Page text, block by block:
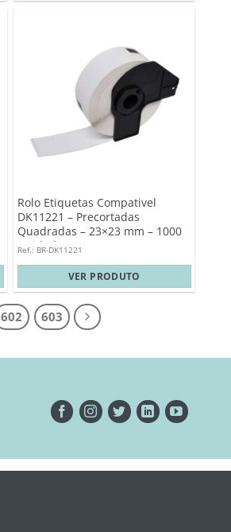
Rolo Etiquetas Compativel
DK11221 – Precortadas
Quadradas – 23×23 mm – 1000
Unidades
Ref.: BR-DK11221
VER PRODUTO
602 603